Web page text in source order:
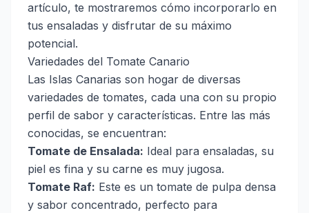
artículo, te mostraremos cómo incorporarlo en
tus ensaladas y disfrutar de su máximo
potencial.
Variedades del Tomate Canario
Las Islas Canarias son hogar de diversas
variedades de tomates, cada una con su propio
perfil de sabor y características. Entre las más
conocidas, se encuentran:
Tomate de Ensalada: Ideal para ensaladas, su
piel es fina y su carne es muy jugosa.
Tomate Raf: Este es un tomate de pulpa densa
y sabor concentrado, perfecto para